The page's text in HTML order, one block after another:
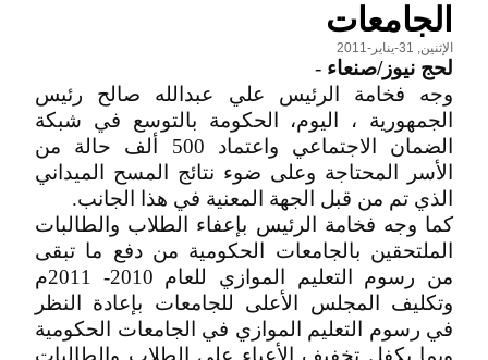
الجامعات
الإثنين, 31-يناير-2011
لحج نيوز/صنعاء -
وجه فخامة الرئيس علي عبدالله صالح رئيس
الجمهورية ، اليوم، الحكومة بالتوسع في شبكة
الضمان الاجتماعي واعتماد 500 ألف حالة من
الأسر المحتاجة وعلى ضوء نتائج المسح الميداني
الذي تم من قبل الجهة المعنية في هذا الجانب.
كما وجه فخامة الرئيس بإعفاء الطلاب والطالبات
الملتحقين بالجامعات الحكومية من دفع ما تبقى
من رسوم التعليم الموازي للعام 2010- 2011م
وتكليف المجلس الأعلى للجامعات بإعادة النظر
في رسوم التعليم الموازي في الجامعات الحكومية
وبما يكفل تخفيف الأعباء على الطلاب والطالبات